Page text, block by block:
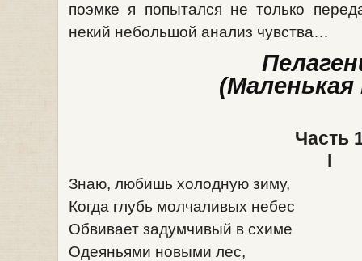
поэмке я попытался не только
некий небольшой анализ чувства…
(Маленькая
Часть
I
Знаю, любишь холодную зиму,
Когда глубь молчаливых небес
Обвивает задумчивый в схиме
Одеяньями новыми лес,